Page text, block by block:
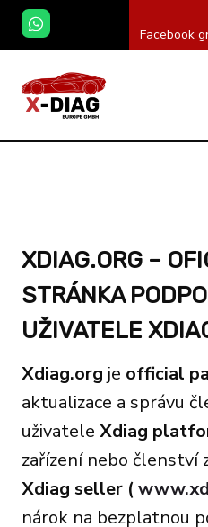
Přeskočit
Facebook
XDIAG.ORG –
STRÁNKA
UŽIVATELE
Xdiag.org je official
aktualizace a správu
uživatele Xdiag
zařízení nebo členství
Xdiag seller (
nárok na bezplatnou